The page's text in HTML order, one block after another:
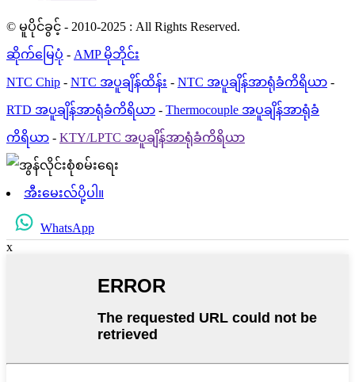
© မူပိုင်ခွင့် - 2010-2025 : All Rights Reserved.
ဆိုက်မြေပုံ - AMP မိုဘိုင်း
NTC Chip - NTC အပူချိန်ထိန်း - NTC အပူချိန်အာရုံခံကိရိယာ -
RTD အပူချိန်အာရုံခံကိရိယာ - Thermocouple အပူချိန်အာရုံခံ
ကိရိယာ - KTY/LPTC အပူချိန်အာရုံခံကိရိယာ
အီးမေးလ်ပို့ပါ။
WhatsApp
x